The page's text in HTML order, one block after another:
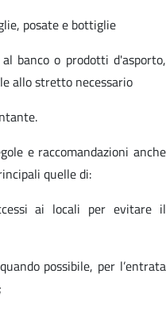
posate e bottiglie
banco o prodotti d'asporto,
allo stretto necessario
e raccomandazioni anche
quelle di:
ai locali per evitare il
possibile, per l’entrata